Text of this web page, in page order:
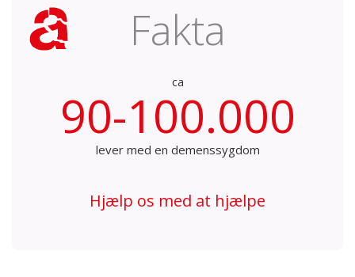
Fakta
ca
90-100.000
lever med en demenssygdom
Hjælp os med at hjælpe